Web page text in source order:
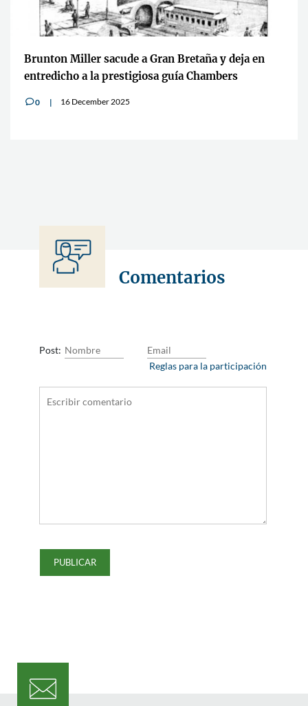
Brunton Miller sacude a Gran Bretaña y deja en
entredicho a la prestigiosa guía Chambers
v0 16 December 2025
Comentarios
Post:
Reglas para la participación